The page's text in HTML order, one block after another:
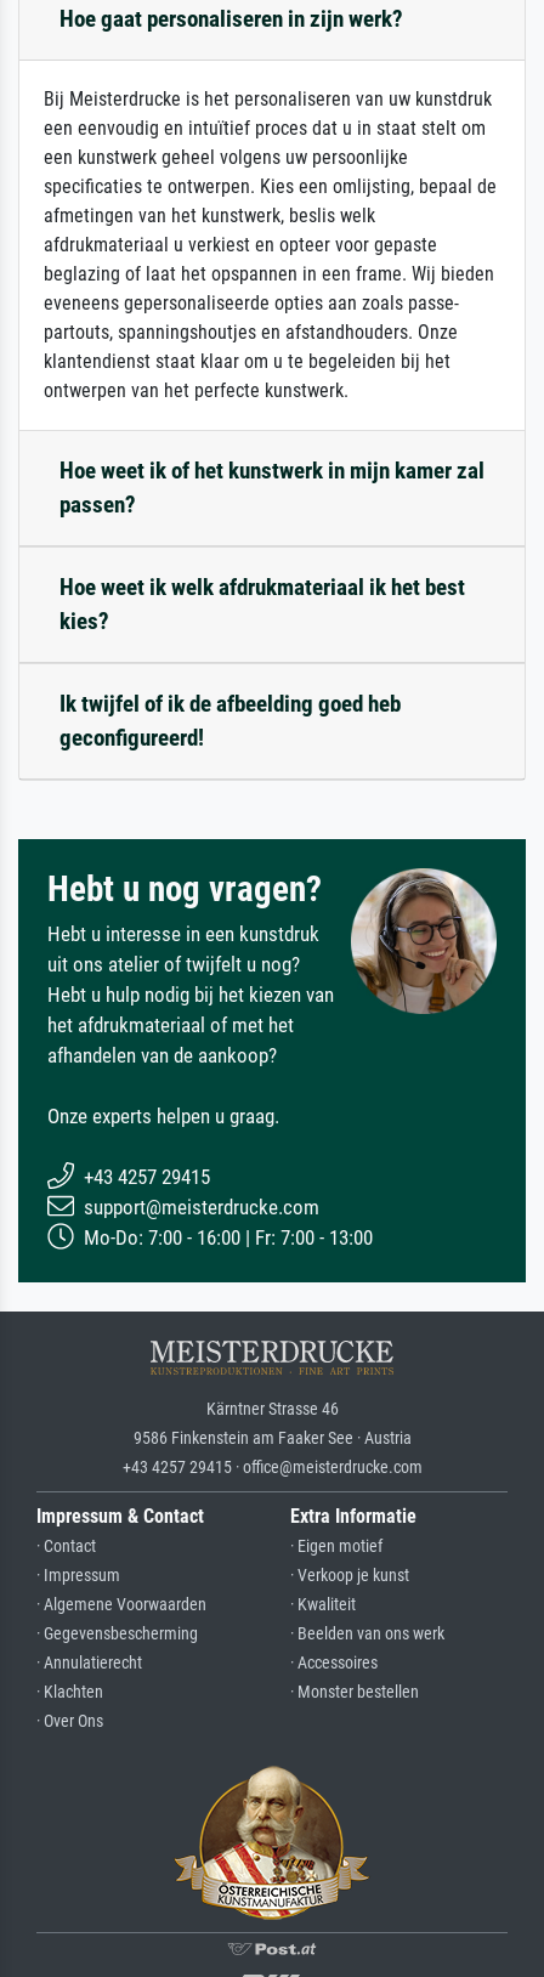
Hoe gaat personaliseren in zijn werk?
Bij Meisterdrucke is het personaliseren van uw kunstdruk
een eenvoudig en intuïtief proces dat u in staat stelt om
een kunstwerk geheel volgens uw persoonlijke
specificaties te ontwerpen. Kies een omlijsting, bepaal de
afmetingen van het kunstwerk, beslis welk
afdrukmateriaal u verkiest en opteer voor gepaste
beglazing of laat het opspannen in een frame. Wij bieden
eveneens gepersonaliseerde opties aan zoals passe-
partouts, spanningshoutjes en afstandhouders. Onze
klantendienst staat klaar om u te begeleiden bij het
ontwerpen van het perfecte kunstwerk.
Hoe weet ik of het kunstwerk in mijn kamer zal
passen?
Hoe weet ik welk afdrukmateriaal ik het best
kies?
Ik twijfel of ik de afbeelding goed heb
geconfigureerd!
Hebt u nog vragen?
Hebt u interesse in een kunstdruk
uit ons atelier of twijfelt u nog?
Hebt u hulp nodig bij het kiezen van
het afdrukmateriaal of met het
afhandelen van de aankoop?
Onze experts helpen u graag.
+43 4257 29415
support@meisterdrucke.com
Mo-Do: 7:00 - 16:00 | Fr: 7:00 - 13:00
Kärntner Strasse 46
9586 Finkenstein am Faaker See · Austria
+43 4257 29415 · office@meisterdrucke.com
Impressum & Contact
· Contact
· Impressum
· Algemene Voorwaarden
· Gegevensbescherming
· Annulatierecht
· Klachten
· Over Ons
Extra Informatie
· Eigen motief
· Verkoop je kunst
· Kwaliteit
· Beelden van ons werk
· Accessoires
· Monster bestellen